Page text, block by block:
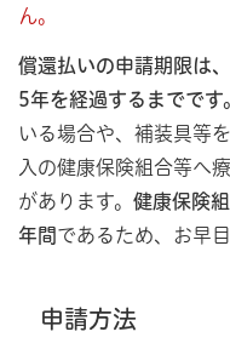
ん。
償還払いの申請期限は
5年を経過するまでです
いる場合や、補装具等
入の健康保険組合等へ
があります。 健康保険
年間であるため、お早
申請方法